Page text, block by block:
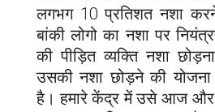
लगभग 10 प्रतिशत नशा
बांकी लोगो का नशा पर
की पीड़ित व्यक्ति नशा
उसकी नशा छोड़ने की
है। हमारे केंद्र में उसे आज और